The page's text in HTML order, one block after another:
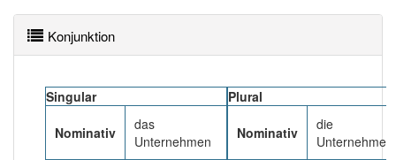
Anstalten des öffentlichen Rechts
(Kommunalunternehmen); sie stellen eine Mischform dar
und unterliegen – wie auch Vereine – meist dem
Kostendeckungsprinzip. Mehr lesen
Konjunktion
Singular
Nominativ
das
Unternehmen
Plural
Nominativ
die
Unternehmen